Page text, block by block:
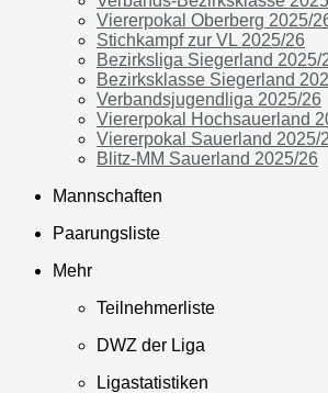
Viererpokal Oberberg 2025/
Stichkampf zur VL 2025/26
Bezirksliga Siegerland 2025/
Bezirksklasse Siegerland
Verbandsjugendliga 2025/26
Viererpokal Hochsauerland
Viererpokal Sauerland 2025/
Blitz-MM Sauerland 2025/26
Mannschaften
Paarungsliste
Mehr
Teilnehmerliste
DWZ der Liga
Ligastatistiken